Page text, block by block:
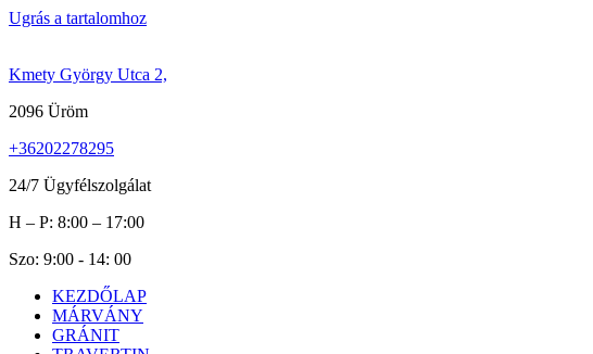
Ugrás a tartalomhoz
Kmety György Utca 2,
2096 Üröm
+36202278295
24/7 Ügyfélszolgálat
H – P: 8:00 – 17:00
Szo: 9:00 - 14: 00
KEZDŐLAP
MÁRVÁNY
GRÁNIT